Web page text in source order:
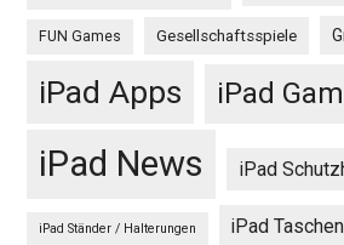
FUN Games Gesellschaftsspiele
iPad Apps iPad
iPad News iPad
iPad Ständer / Halterungen iPad Taschen